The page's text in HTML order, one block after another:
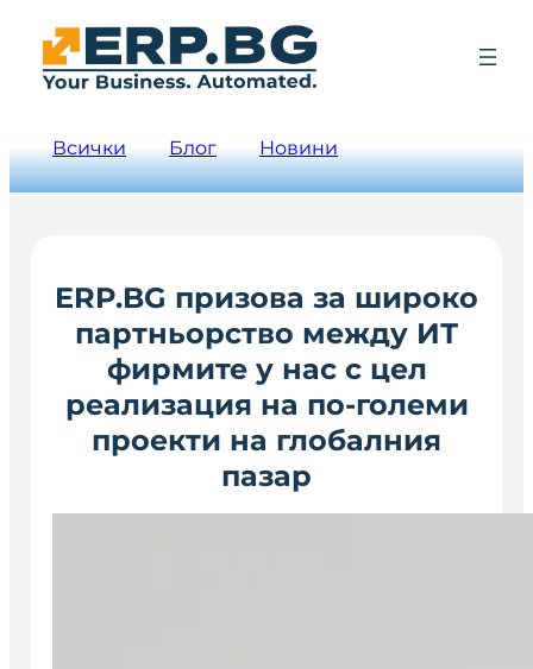
Всички Блог Новини
ERP.BG призова за широко
партньорство между ИТ
фирмите у нас с цел
реализация на по-големи
проекти на глобалния
пазар